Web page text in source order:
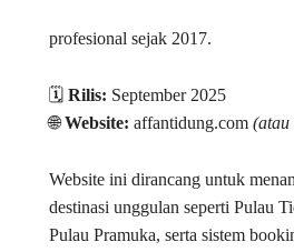
profesional sejak 2017.
🗓️ Rilis: September 2025
🌐Website: affantidung.com (atau
Website ini dirancang untuk
destinasi unggulan seperti Pulau
Pulau Pramuka, serta sistem